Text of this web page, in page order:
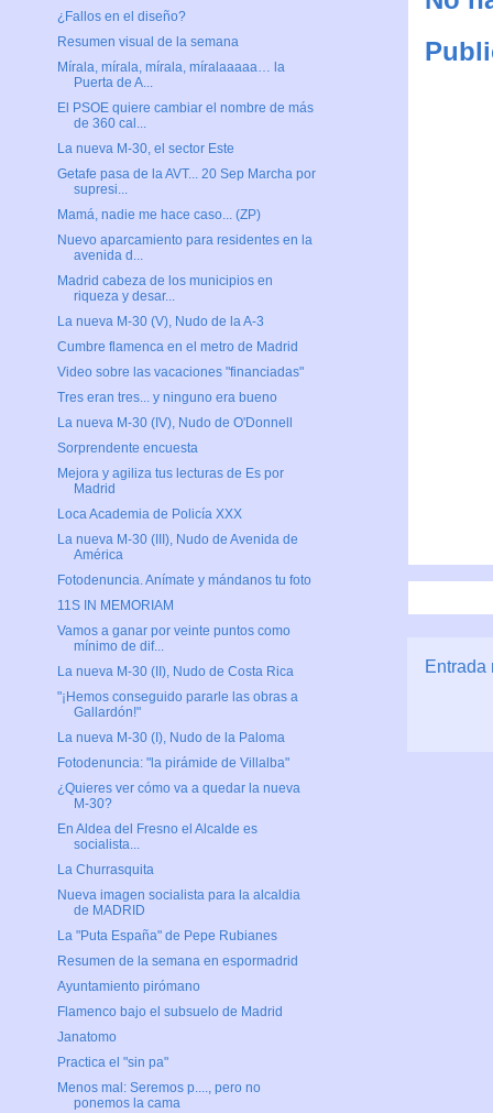
Entrada
¿Fallos en el diseño?
Resumen visual de la semana
Mírala, mírala, mírala, míralaaaaa… la
Puerta de A...
El PSOE quiere cambiar el nombre de más
de 360 cal...
La nueva M-30, el sector Este
Getafe pasa de la AVT... 20 Sep Marcha por
supresi...
Mamá, nadie me hace caso... (ZP)
Nuevo aparcamiento para residentes en la
avenida d...
Madrid cabeza de los municipios en
riqueza y desar...
La nueva M-30 (V), Nudo de la A-3
Cumbre flamenca en el metro de Madrid
Video sobre las vacaciones "financiadas"
Tres eran tres... y ninguno era bueno
La nueva M-30 (IV), Nudo de O'Donnell
Sorprendente encuesta
Mejora y agiliza tus lecturas de Es por
Madrid
Loca Academia de Policía XXX
La nueva M-30 (III), Nudo de Avenida de
América
Fotodenuncia. Anímate y mándanos tu foto
11S IN MEMORIAM
Vamos a ganar por veinte puntos como
mínimo de dif...
La nueva M-30 (II), Nudo de Costa Rica
"¡Hemos conseguido pararle las obras a
Gallardón!"
La nueva M-30 (I), Nudo de la Paloma
Fotodenuncia: "la pirámide de Villalba"
¿Quieres ver cómo va a quedar la nueva
M-30?
En Aldea del Fresno el Alcalde es
socialista...
La Churrasquita
Nueva imagen socialista para la alcaldia
de MADRID
La "Puta España" de Pepe Rubianes
Resumen de la semana en espormadrid
Ayuntamiento pirómano
Flamenco bajo el subsuelo de Madrid
Janatomo
Practica el "sin pa"
Menos mal: Seremos p...., pero no
ponemos la cama